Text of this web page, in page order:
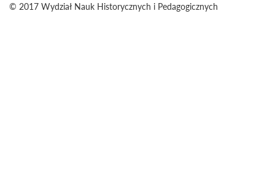
© 2017 Wydział Nauk Historycznych i Pedagogicznych